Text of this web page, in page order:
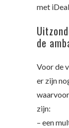
met
de
Voor de
er zijn
zijn:
– een